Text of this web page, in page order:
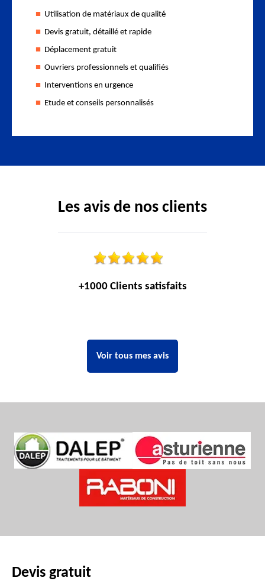
Utilisation de matériaux de qualité
Devis gratuit, détaillé et rapide
Déplacement gratuit
Ouvriers professionnels et qualifiés
Interventions en urgence
Etude et conseils personnalisés
Les avis de nos clients
+1000 Clients satisfaits
Voir tous mes avis
Devis gratuit